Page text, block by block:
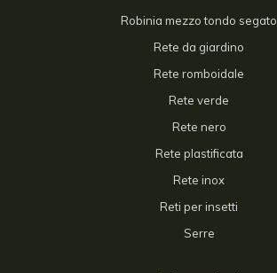
Robinia mezzo tondo segato
Rete da giardino
Rete romboidale
Rete verde
Rete nero
Rete plastificata
Rete inox
Reti per insetti
Serre